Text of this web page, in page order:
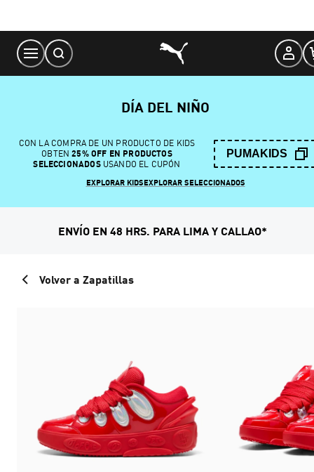
Content
DÍA DEL NIÑO
CON LA COMPRA DE UN PRODUCTO DE KIDS
OBTEN 25% OFF EN PRODUCTOS
SELECCIONADOSUSANDO EL CUPÓN
PUMAKIDS
EXPLORAR KIDSEXPLORAR SELECCIONADOS
ENVÍO EN 48 HRS. PARA LIMA Y CALLAO*
Volver a Zapatillas